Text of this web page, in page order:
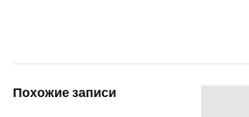
Похожие записи